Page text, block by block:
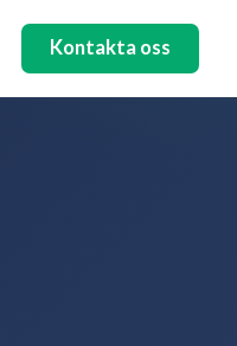
Kontakta oss